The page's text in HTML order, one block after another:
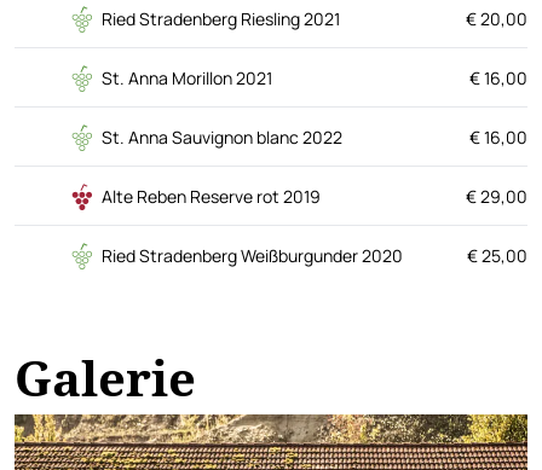
Ried Stradenberg Riesling 2021 € 20,00
St. Anna Morillon 2021 € 16,00
St. Anna Sauvignon blanc 2022 € 16,00
Alte Reben Reserve rot 2019 € 29,00
Ried Stradenberg Weißburgunder 2020 € 25,00
Galerie